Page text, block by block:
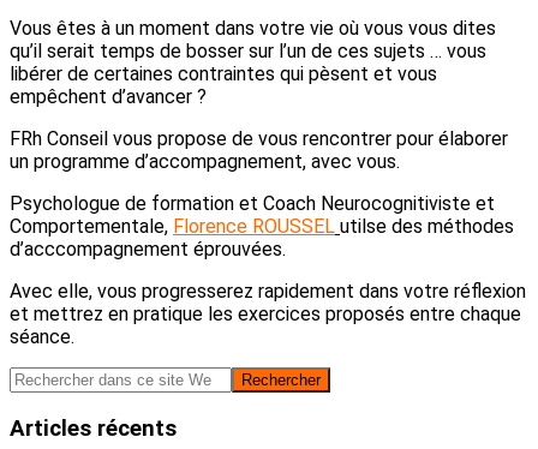
Vous êtes à un moment dans votre vie où vous vous dites
qu’il serait temps de bosser sur l’un de ces sujets … vous
libérer de certaines contraintes qui pèsent et vous
empêchent d’avancer ?
FRh Conseil vous propose de vous rencontrer pour élaborer
un programme d’accompagnement, avec vous.
Psychologue de formation et Coach Neurocognitiviste et
Comportementale, Florence ROUSSEL utilse des méthodes
d’acccompagnement éprouvées.
Avec elle, vous progresserez rapidement dans votre réflexion
et mettrez en pratique les exercices proposés entre chaque
séance.
Barre
latérale
Rechercher
ce
Articles récents